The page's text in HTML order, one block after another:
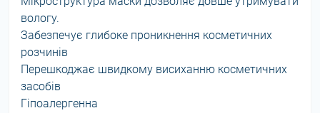
вологу.
Забезпечує глибоке проникнення косметичних
розчинів
Перешкоджає швидкому висиханню косметичних
засобів
Гіпоалергенна